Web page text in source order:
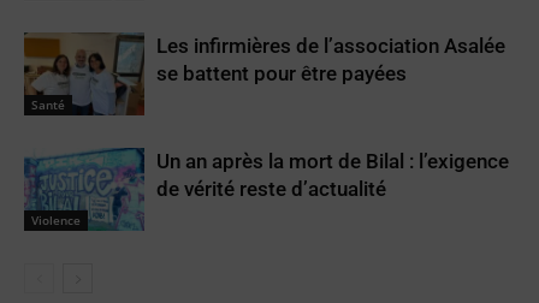
Santé
Les infirmières de l’association Asalée
se battent pour être payées
Violence
Un an après la mort de Bilal : l’exigence
de vérité reste d’actualité